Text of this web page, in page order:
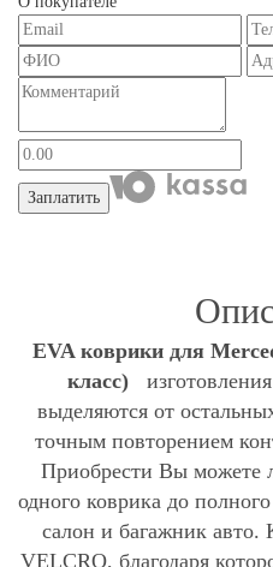
Заплатить
EVA коврики для
класс)
выделяются от
точным повторением
Приобрести Вы можете
одного коврика до
салон и багажник
VELCRO, благодаря